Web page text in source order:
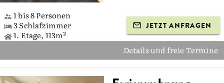
1 bis 8 Personen
3 Schlafzimmer
1. Etage, 113m²
JETZT ANFRAGEN
Details und freie Termine